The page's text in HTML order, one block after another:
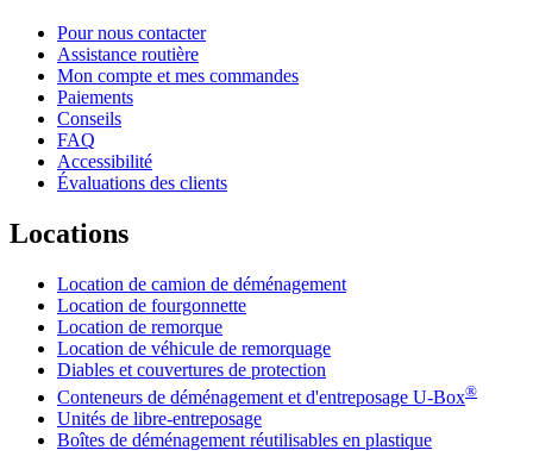
Pour nous contacter
Assistance routière
Mon compte et mes commandes
Paiements
Conseils
FAQ
Accessibilité
Évaluations des clients
Locations
Location de camion de déménagement
Location de fourgonnette
Location de remorque
Location de véhicule de remorquage
Diables et couvertures de protection
Conteneurs de déménagement et d'entreposage U-Box®
Unités de libre-entreposage
Boîtes de déménagement réutilisables en plastique